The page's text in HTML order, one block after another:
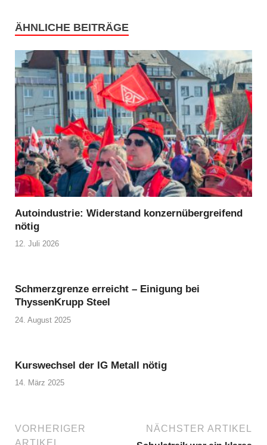
ÄHNLICHE BEITRÄGE
Autoindustrie: Widerstand konzernübergreifend
nötig
12. Juli 2026
Schmerzgrenze erreicht – Einigung bei
ThyssenKrupp Steel
24. August 2025
Kurswechsel der IG Metall nötig
14. März 2025
VORHERIGER
NÄCHSTER ARTIKEL